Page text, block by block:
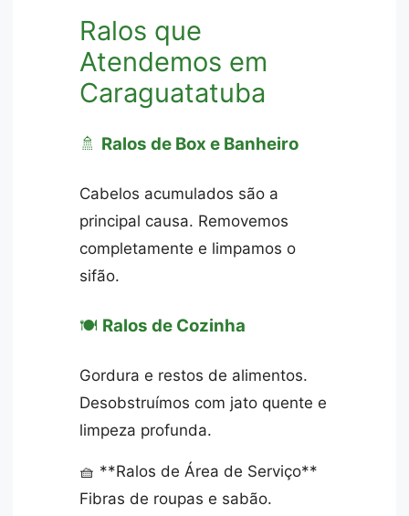
Ralos que
Atendemos em
Caraguatatuba
🚿 Ralos de Box e Banheiro
Cabelos acumulados são a
principal causa. Removemos
completamente e limpamos o
sifão.
🍽️ Ralos de Cozinha
Gordura e restos de alimentos.
Desobstruímos com jato quente e
limpeza profunda.
🧺 **Ralos de Área de Serviço**
Fibras de roupas e sabão.